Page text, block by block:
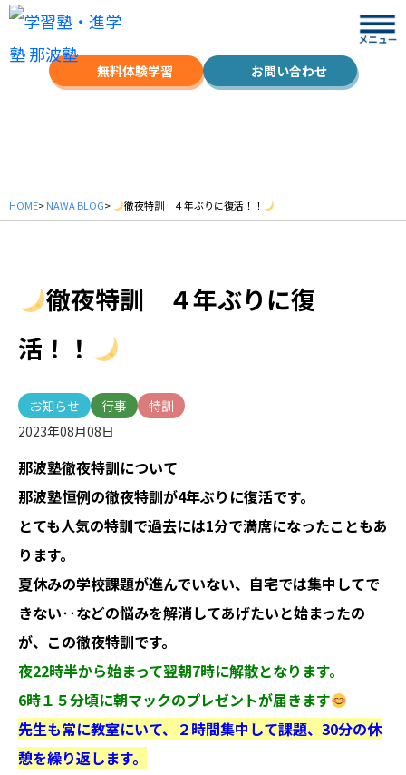
無料体験学習 お問い合わせ
HOME>NAWA BLOG> 徹夜特訓 ４年ぶりに復活！！
徹夜特訓 ４年ぶりに復
活！！
お知らせ 行事
特訓
2023年08月08日
那波塾徹夜特訓について
那波塾恒例の徹夜特訓が4年ぶりに復活です。
とても人気の特訓で過去には1分で満席になったこともあ
ります。
夏休みの学校課題が進んでいない、自宅では集中してで
きない‥などの悩みを解消してあげたいと始まったの
が、この徹夜特訓です。
夜22時半から始まって翌朝7時に解散となります。
6時１５分頃に朝マックのプレゼントが届きます
先生も常に教室にいて、２時間集中して課題、30分の休
憩を繰り返します。